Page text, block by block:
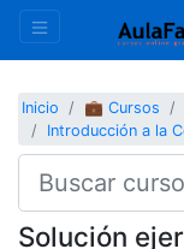
Inicio 💼 Cursos
Introducción a la
Solución